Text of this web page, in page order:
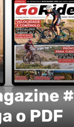
o PDF